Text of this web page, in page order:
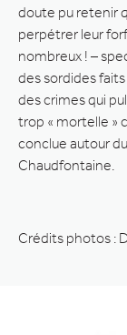
doute pu retenir
perpétrer leur
nombreux ! –
des sordides
des crimes qui
trop « mortelle »
conclue autour
Chaudfontaine.
Crédits photos :